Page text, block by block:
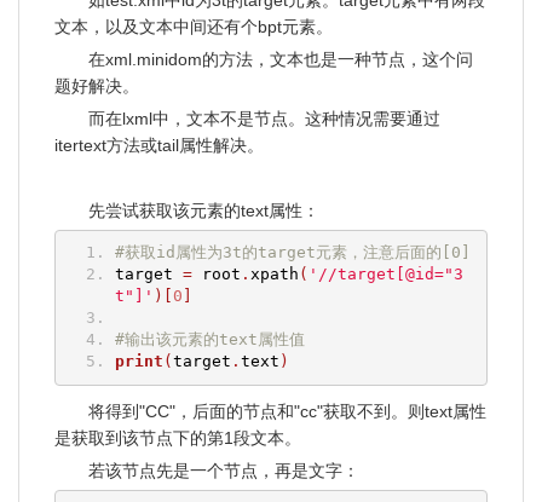
文本，以及文本中间还有个bpt元素。
在xml.minidom的方法，文本也是一种节点，这个问
题好解决。
而在lxml中，文本不是节点。这种情况需要通过
itertext方法或tail属性解决。
先尝试获取该元素的text属性：
#获取id属性为3t的target元素，注意后面的[0]
target = root . xpath ( '//target[@id="3
t"]' )[ 0
#输出该元素的text属性值
print ( target . text )
将得到"CC"，后面的节点和"cc"获取不到。则text属性
是获取到该节点下的第1段文本。
若该节点先是一个节点，再是文字：